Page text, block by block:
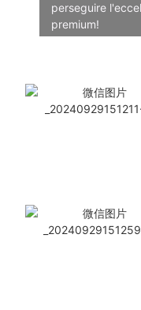
perseguire
premium!